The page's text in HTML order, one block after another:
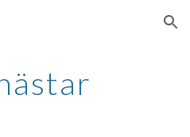
Skip to navigation